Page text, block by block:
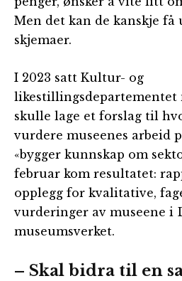
Men det kan de kanskje få
skjemaer.
I 2023 satt Kultur- og
likestillingsdepartementet
skulle lage et forslag til
vurdere museenes arbeid
«bygger kunnskap om
februar kom resultatet:
opplegg for kvalitative,
vurderinger av museene i
museumsverket.
– Skal bidra til en